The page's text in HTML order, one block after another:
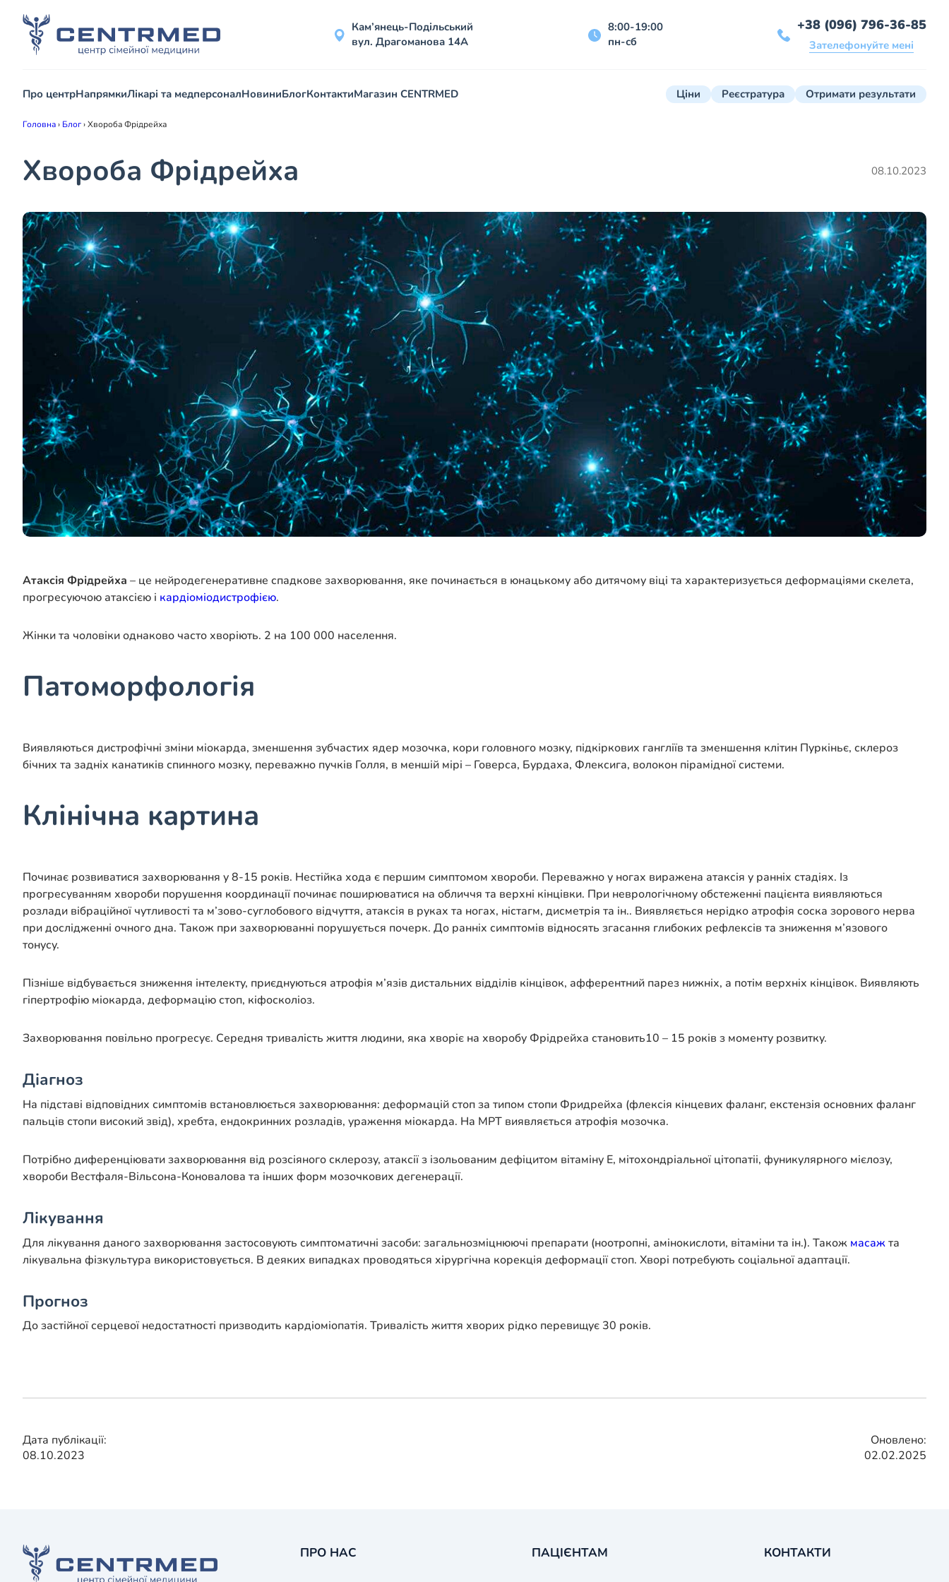
Кам’янець-Подільський
вул. Драгоманова 14А
8:00-19:00
пн-сб
+38 (096) 796-36-85
Зателефонуйте мені
Про центрНапрямкиЛікарі та медперсоналНовиниБлогКонтактиМагазин CENTRMED Ціни Реєстратура Отримати результати
Головна› Блог›Хвороба Фрідрейха
Хвороба Фрідрейха 08.10.2023
Атаксія Фрідрейха – це нейродегенеративне спадкове захворювання, яке починається в юнацькому або дитячому віці та характеризується деформаціями скелета,
прогресуючою атаксією і кардіоміодистрофією.
Жінки та чоловіки однаково часто хворіють. 2 на 100 000 населення.
Патоморфологія
Виявляються дистрофічні зміни міокарда, зменшення зубчастих ядер мозочка, кори головного мозку, підкіркових гангліїв та зменшення клітин Пуркіньє, склероз
бічних та задніх канатиків спинного мозку, переважно пучків Голля, в меншій мірі – Говерса, Бурдаха, Флексига, волокон пірамідної системи.
Клінічна картина
Починає розвиватися захворювання у 8-15 років. Нестійка хода є першим симптомом хвороби. Переважно у ногах виражена атаксія у ранніх стадіях. Із
прогресуванням хвороби порушення координації починає поширюватися на обличчя та верхні кінцівки. При неврологічному обстеженні пацієнта виявляються
розлади вібраційної чутливості та м’зово-суглобового відчуття, атаксія в руках та ногах, ністагм, дисметрія та ін.. Виявляється нерідко атрофія соска зорового нерва
при дослідженні очного дна. Також при захворюванні порушується почерк. До ранніх симптомів відносять згасання глибоких рефлексів та зниження м’язового
тонусу.
Пізніше відбувається зниження інтелекту, приєднуються атрофія м’язів дистальних відділів кінцівок, афферентний парез нижніх, а потім верхніх кінцівок. Виявляють
гіпертрофію міокарда, деформацію стоп, кіфосколіоз.
Захворювання повільно прогресує. Середня тривалість життя людини, яка хворіє на хворобу Фрідрейха становить10 – 15 років з моменту розвитку.
Діагноз
На підставі відповідних симптомів встановлюється захворювання: деформацій стоп за типом стопи Фридрейха (флексія кінцевих фаланг, екстензія основних фаланг
пальців стопи високий звід), хребта, ендокринних розладів, ураження міокарда. На МРТ виявляється атрофія мозочка.
Потрібно диференціювати захворювання від розсіяного склерозу, атаксії з ізольованим дефіцитом вітаміну Е, мітохондріальної цітопатіі, фуникулярного мієлозу,
хвороби Вестфаля-Вільсона-Коновалова та інших форм мозочкових дегенерації.
Лікування
Для лікування даного захворювання застосовують симптоматичні засоби: загальнозміцнюючі препарати (ноотропні, амінокислоти, вітаміни та ін.). Також масажта
лікувальна фізкультура використовується. В деяких випадках проводяться хірургічна корекція деформації стоп. Хворі потребують соціальної адаптації.
Прогноз
До застійної серцевої недостатності призводить кардіоміопатія. Тривалість життя хворих рідко перевищує 30 років.
Дата публікації:
08.10.2023
Оновлено:
02.02.2025
ПРО НАС ПАЦІЄНТАМ КОНТАКТИ